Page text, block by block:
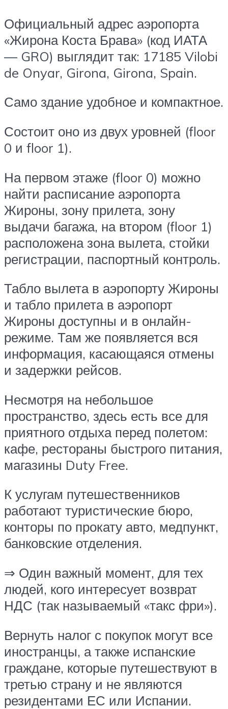
Официальный адрес аэропорта
«Жирона Коста Брава» (код ИАТА
— GRO) выглядит так: 17185 Vilobi
de Onyar, Girona, Girona, Spain.
Само здание удобное и компактное.
Состоит оно из двух уровней (floor
0 и floor 1).
На первом этаже (floor 0) можно
найти расписание аэропорта
Жироны, зону прилета, зону
выдачи багажа, на втором (floor 1)
расположена зона вылета, стойки
регистрации, паспортный контроль.
Табло вылета в аэропорту Жироны
и табло прилета в аэропорт
Жироны доступны и в онлайн-
режиме. Там же появляется вся
информация, касающаяся отмены
и задержки рейсов.
Несмотря на небольшое
пространство, здесь есть все для
приятного отдыха перед полетом:
кафе, рестораны быстрого питания,
магазины Duty Free.
К услугам путешественников
работают туристические бюро,
конторы по прокату авто, медпункт,
банковские отделения.
⇒ Один важный момент, для тех
людей, кого интересует возврат
НДС (так называемый «такс фри»).
Вернуть налог с покупок могут все
иностранцы, а также испанские
граждане, которые путешествуют в
третью страну и не являются
резидентами ЕС или Испании.